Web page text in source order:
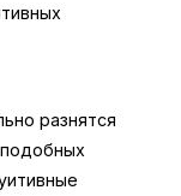
разнятся